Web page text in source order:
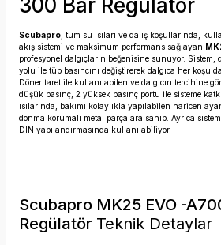
300 Bar Regülatör
Scubapro , tüm su ısıları ve dalış koşullarında,
akış sistemi ve maksimum performans sağlayan
profesyonel dalgıçların beğenisine sunuyor. Sistem,
yolu ile tüp basıncını değiştirerek dalgıca her
Döner taret ile kullanılabilen ve dalgıcın tercihine
düşük basınç, 2 yüksek basınç portu ile sisteme
ısılarında, bakımı kolaylıkla yapılabilen haricen
donma korumalı metal parçalara sahip. Ayrıca
DIN yapılandırmasında kullanılabiliyor.
Scubapro MK25 EVO -
Regülatör Teknik Detaylar